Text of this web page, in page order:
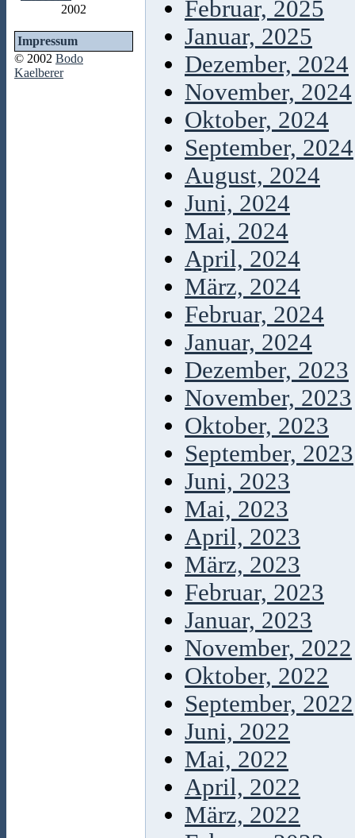
2002
Impressum
© 2002 Bodo
Kaelberer
Februar, 2025
Januar, 2025
Dezember, 2024
November, 2024
Oktober, 2024
September, 2024
August, 2024
Juni, 2024
Mai, 2024
April, 2024
März, 2024
Februar, 2024
Januar, 2024
Dezember, 2023
November, 2023
Oktober, 2023
September, 2023
Juni, 2023
Mai, 2023
April, 2023
März, 2023
Februar, 2023
Januar, 2023
November, 2022
Oktober, 2022
September, 2022
Juni, 2022
Mai, 2022
April, 2022
März, 2022